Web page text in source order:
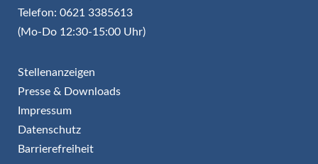
Telefon: 0621 3385613
(Mo-Do 12:30-15:00 Uhr)
Stellenanzeigen
Presse & Downloads
Impressum
Datenschutz
Barrierefreiheit